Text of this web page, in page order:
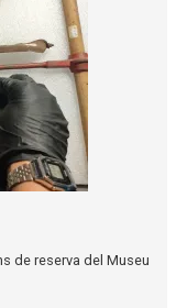
de reserva del Museu